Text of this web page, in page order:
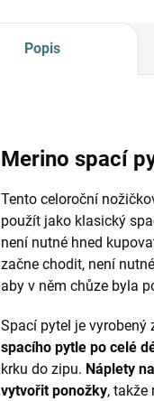
Popis
Merino spací
Tento celoroční
použít jako klasický
není nutné hned
začne chodit, není
aby v něm chůze byla
Spací pytel je vyrobený
spacího pytle po celé
krku do zipu. Náplety
vytvořit ponožky, takže